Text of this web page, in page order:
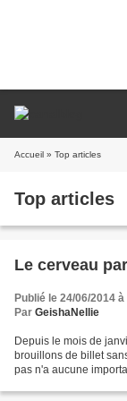
Accueil » Top articles
Top articles
Le cerveau
Publié le 24/06/2014
Par GeishaNellie
Depuis le mois de
brouillons de billet
pas n'a aucune